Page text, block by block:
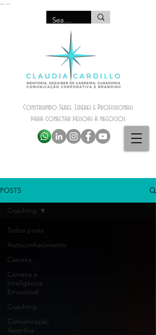
Construindo Seres, Líderes e Profissionais
para conectar pessoas à negocios
POSTS
Todos posts
Autoconhecimento
Carreira
Carreira e
Inteligência
Emocional
Coaching
Comunicação
Assertiva
Coaching